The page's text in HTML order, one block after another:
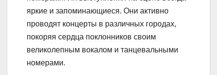
яркие и запоминающиеся. Они активно
проводят концерты в различных городах,
покоряя сердца поклонников своим
великолепным вокалом и танцевальными
номерами.